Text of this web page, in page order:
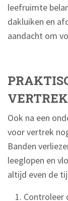
leefruimte
dakluiken en
aandacht om
VERTREK
Ook na een
voor vertrek
Banden
leeglopen en
altijd even de
Controleer